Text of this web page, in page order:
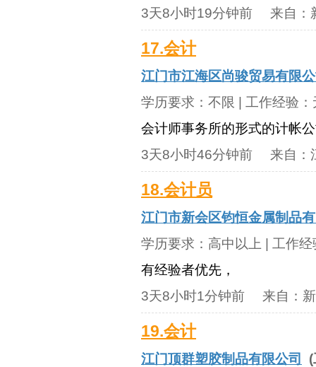
3天8小时19分钟前 来自：
17.会计
江门市江海区尚骏贸易有限
学历要求： 不限 | 工作经验：
会计师事务所的形式的计帐
3天8小时46分钟前 来自：
18.会计员
江门市新会区钧恒金属制品
学历要求： 高中以上 | 工作
有经验者优先，
3天8小时1分钟前 来自：
19.会计
江门顶群塑胶制品有限公司